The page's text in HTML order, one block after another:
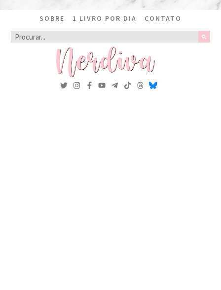
SOBRE 1 LIVRO POR DIA CONTATO